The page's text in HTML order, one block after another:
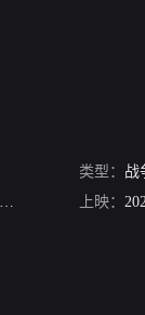
类型： 战
上映：